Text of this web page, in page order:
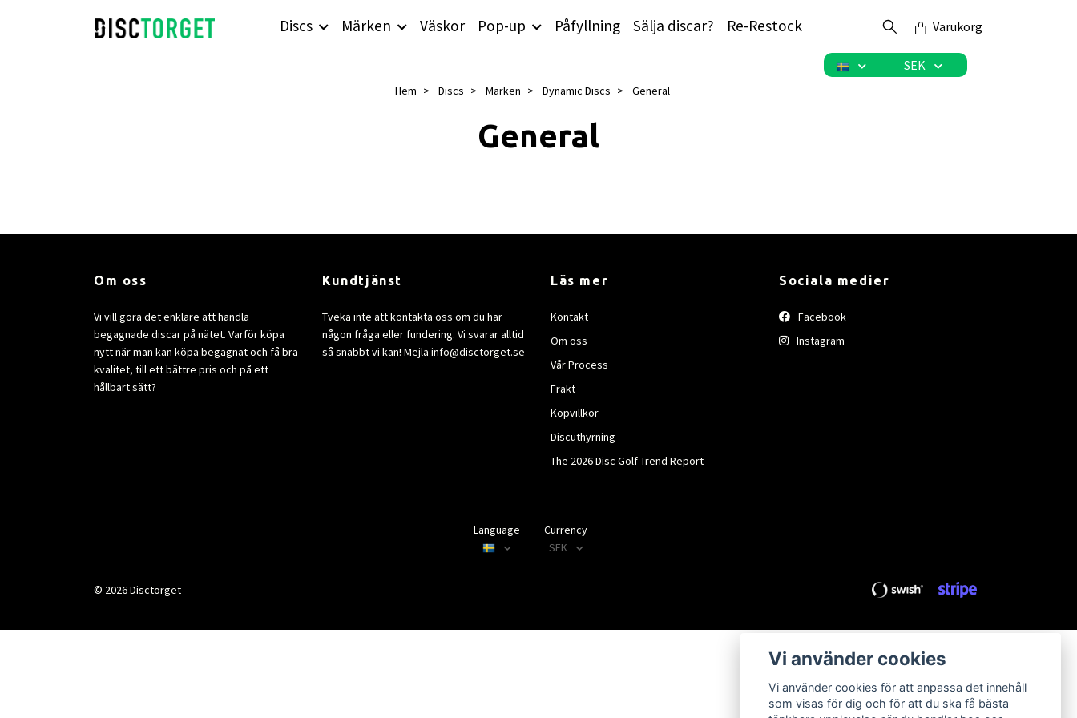
Discs Märken Väskor Pop-up Påfyllning Sälja discar? Re-Restock Varukorg
SEK
Hem Discs Märken Dynamic Discs General
General
Om oss
Vi vill göra det enklare att handla
begagnade discar på nätet. Varför köpa
nytt när man kan köpa begagnat och få bra
kvalitet, till ett bättre pris och på ett
hållbart sätt?
Kundtjänst
Tveka inte att kontakta oss om du har
någon fråga eller fundering. Vi svarar alltid
så snabbt vi kan! Mejla info@disctorget.se
Läs mer
Kontakt
Om oss
Vår Process
Frakt
Köpvillkor
Discuthyrning
The 2026 Disc Golf Trend Report
Sociala medier
Facebook
Instagram
© 2026 Disctorget
Language
Currency
SEK
Vi använder cookies
Vi använder cookies för att anpassa det innehåll
som visas för dig och för att du ska få bästa